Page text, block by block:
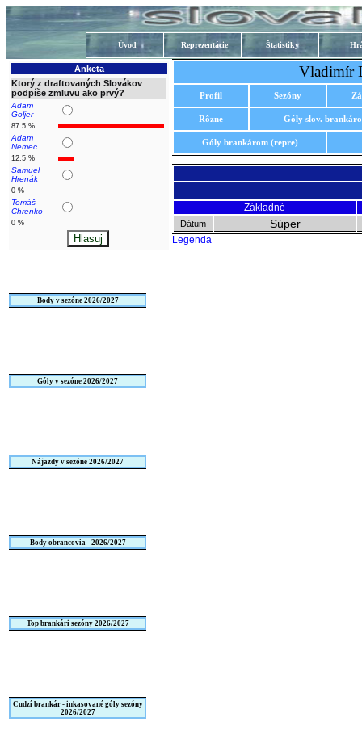
Úvod Reprezentácie Štatistiky
Anketa
Ktorý z draftovaných Slovákov
podpíše zmluvu ako prvý?
Adam
Goljer
87.5 %
Adam
Nemec
12.5 %
Samuel
Hrenák
0 %
Tomáš
Chrenko
0 %
Body v sezóne 2026/2027
Góly v sezóne 2026/2027
Nájazdy v sezóne 2026/2027
Body obrancovia - 2026/2027
Top brankári sezóny 2026/2027
Cudzí brankár - inkasované góly sezóny
2026/2027
Vladimír
Profil Sezóny
Rôzne Góly slov.
Góly brankárom (repre)
Základné
Dátum Súper
Legenda